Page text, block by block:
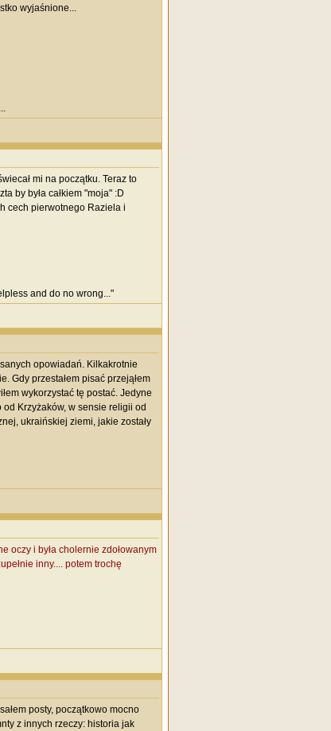
wyjaśnione...
mi na początku. Teraz to
by była całkiem "moja" :D
cech pierwotnego Raziela i
and do no wrong..."
opowiadań. Kilkakrotnie
Gdy przestałem pisać przejąłem
wykorzystać tę postać. Jedyne
Krzyżaków, w sensie religii od
ukraińskiej ziemi, jakie zostały
oczy i była cholernie zdołowanym
inny.... potem trochę
posty, początkowo mocno
z innych rzeczy: historia jak